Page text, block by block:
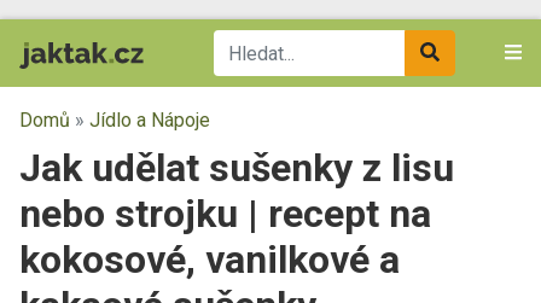
Domů » Jídlo a Nápoje
Jak udělat sušenky z lisu
nebo strojku | recept na
kokosové, vanilkové a